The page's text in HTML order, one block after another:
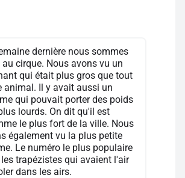
dernière nous sommes
cirque. Nous avons vu un
qui était plus gros que tout
animal. Il y avait aussi un
qui pouvait porter des poids
lourds. On dit qu'il est
le plus fort de la ville. Nous
également vu la plus petite
Le numéro le plus populaire
trapézistes qui avaient l'air
dans les airs.